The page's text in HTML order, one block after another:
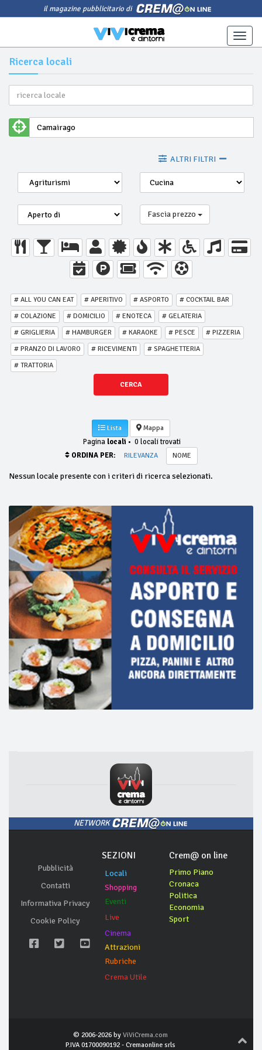
il magazine pubblicitario di
Toggle
Ricerca locali
ALTRI FILTRI
Fascia prezzo
# ALL YOU CAN EAT # APERITIVO # ASPORTO
# COCKTAIL BAR
# COLAZIONE
# DOMICILIO # ENOTECA
# GELATERIA
# GRIGLIERIA
# HAMBURGER # KARAOKE # PESCE
# PIZZERIA
# PRANZO DI LAVORO
# RICEVIMENTI
# SPAGHETTERIA
# TRATTORIA
CERCA
Lista Mappa
Pagina locali • 0 locali trovati
ORDINA PER:
RILEVANZA NOME
Nessun locale presente con i criteri di ricerca selezionati.
NETWORK
Pubblicità
Contatti
Informativa Privacy
Cookie Policy
SEZIONI
Locali
Shopping
Eventi
Live
Cinema
Attrazioni
Rubriche
Crema Utile
Crem@ on line
Primo Piano
Cronaca
Politica
Economia
Sport
© 2006-2026 by ViViCrema.com
P.IVA 01700090192 - Cremaonline srls